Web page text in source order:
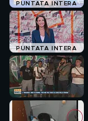
PUNTATA INTERA
PUNTATA INTERA